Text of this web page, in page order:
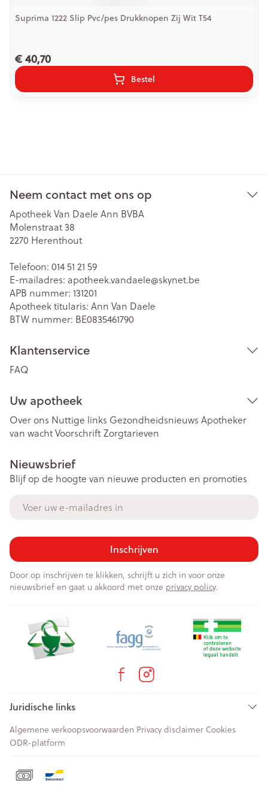
Suprima 1222 Slip Pvc/pes Drukknopen Zij Wit T54
€ 40,70
Bestel
Neem contact met ons op
Apotheek Van Daele Ann BVBA
Molenstraat 38
2270 Herenthout
Telefoon: 014 51 21 59
E-mailadres: apotheek.vandaele@skynet.be
APB nummer: 131201
Apotheek titularis: Ann Van Daele
BTW nummer: BE0835461790
Klantenservice
FAQ
Uw apotheek
Over ons Nuttige links Gezondheidsnieuws Apotheker
van wachtVoorschriftZorgtarieven
Nieuwsbrief
Blijf op de hoogte van nieuwe producten en promoties
Inschrijven
Door op inschrijven te klikken, schrijft u zich in voor onze
nieuwsbrief en gaat u akkoord met onze privacy policy.
Juridische links
Algemene verkoopsvoorwaarden Privacy disclaimer Cookies
ODR-platform